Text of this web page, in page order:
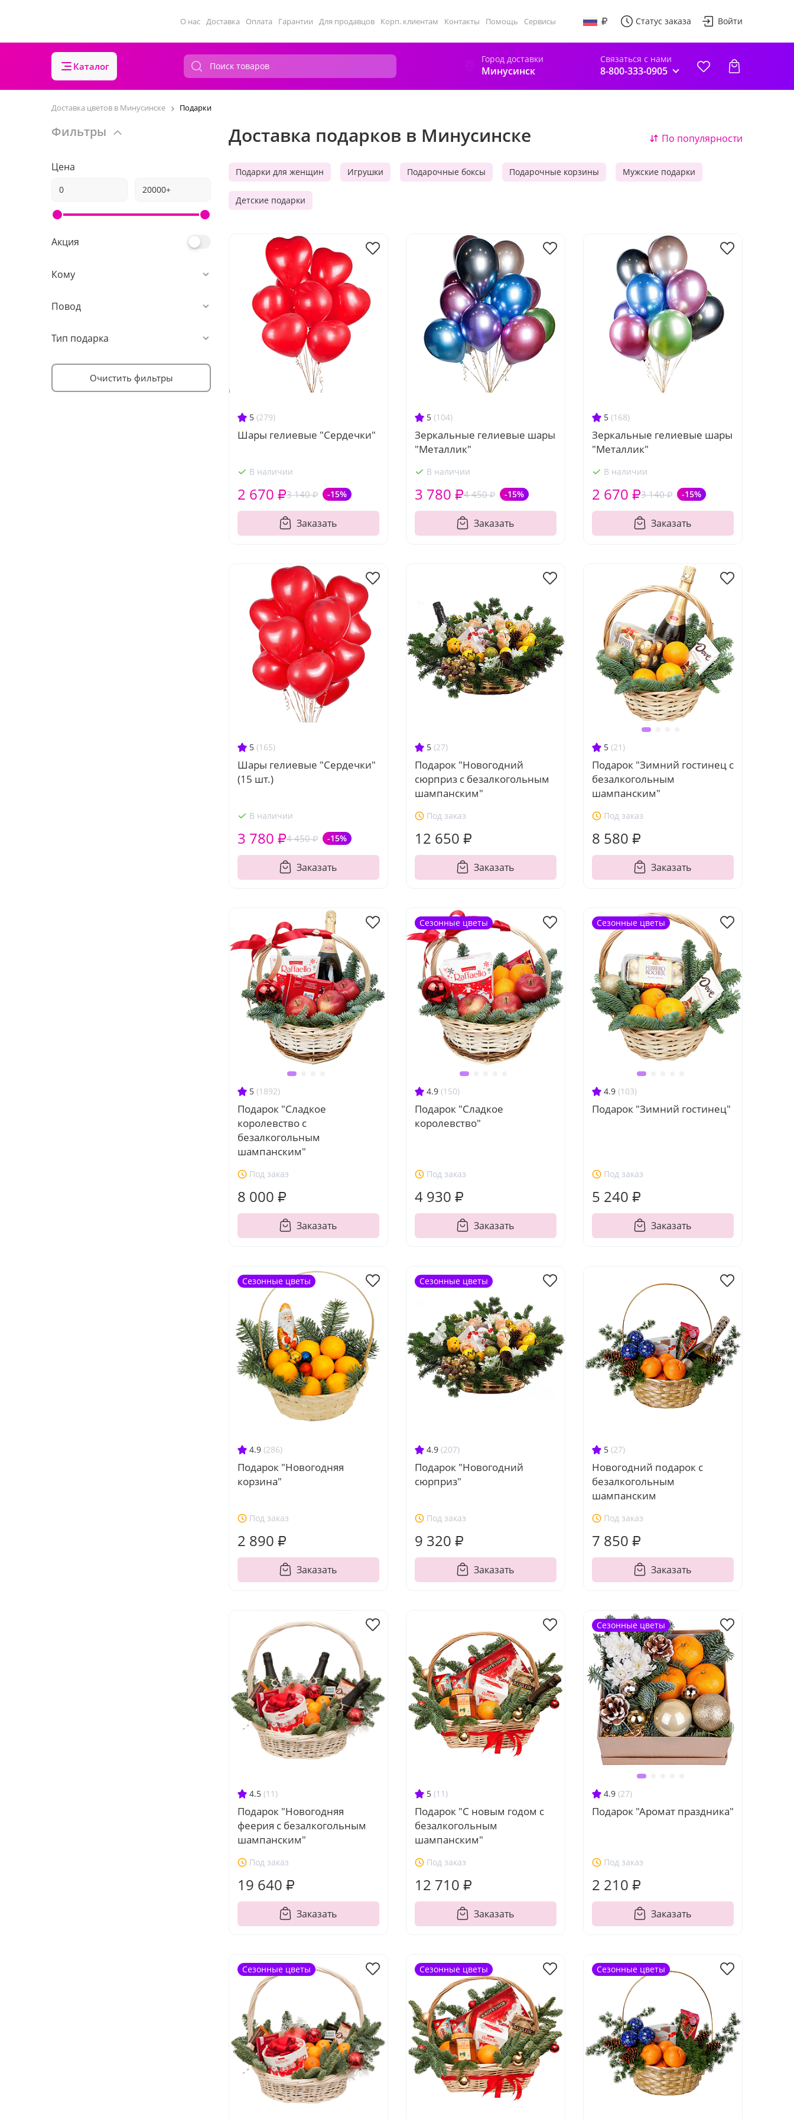
О нас Доставка Оплата Гарантии Для продавцов Корп. клиентам Контакты Помощь Сервисы Статус заказа Войти
Каталог
Город доставки
Минусинск
Связаться с нами
8-800-333-0905
Доставка цветов в Минусинске Подарки
Фильтры
Цена
Акция
Кому
Повод
Тип подарка
Очистить фильтры
Доставка подарков в Минусинске По популярности
Подарки для женщин Игрушки Подарочные боксы Подарочные корзины Мужские подарки
Детские подарки
5 (279)
Шары гелиевые "Сердечки"
В наличии
3 140 ₽ -15%
2 670 ₽
Заказать
5 (104)
Зеркальные гелиевые шары
"Металлик"
В наличии
4 450 ₽ -15%
3 780 ₽
Заказать
5 (168)
Зеркальные гелиевые шары
"Металлик"
В наличии
3 140 ₽ -15%
2 670 ₽
Заказать
5 (165)
Шары гелиевые "Сердечки"
(15 шт.)
В наличии
4 450 ₽ -15%
3 780 ₽
Заказать
5 (27)
Подарок "Новогодний
сюрприз с безалкогольным
шампанским"
Под заказ
12 650 ₽
Заказать
5 (21)
Подарок "Зимний гостинец с
безалкогольным
шампанским"
Под заказ
8 580 ₽
Заказать
5 (1892)
Подарок "Сладкое
королевство с
безалкогольным
шампанским"
Под заказ
8 000 ₽
Заказать
4.9 (150)
Подарок "Сладкое
королевство"
Под заказ
4 930 ₽
Заказать
Сезонные цветы
4.9 (103)
Подарок "Зимний гостинец"
Под заказ
5 240 ₽
Заказать
Сезонные цветы
4.9 (286)
Подарок "Новогодняя
корзина"
Под заказ
2 890 ₽
Заказать
Сезонные цветы
4.9 (207)
Подарок "Новогодний
сюрприз"
Под заказ
9 320 ₽
Заказать
Сезонные цветы
5 (27)
Новогодний подарок с
безалкогольным
шампанским
Под заказ
7 850 ₽
Заказать
4.5 (11)
Подарок "Новогодняя
феерия с безалкогольным
шампанским"
Под заказ
19 640 ₽
Заказать
5 (11)
Подарок "С новым годом с
безалкогольным
шампанским"
Под заказ
12 710 ₽
Заказать
4.9 (27)
Подарок "Аромат праздника"
Под заказ
2 210 ₽
Заказать
Сезонные цветы
Сезонные цветы Сезонные цветы Сезонные цветы